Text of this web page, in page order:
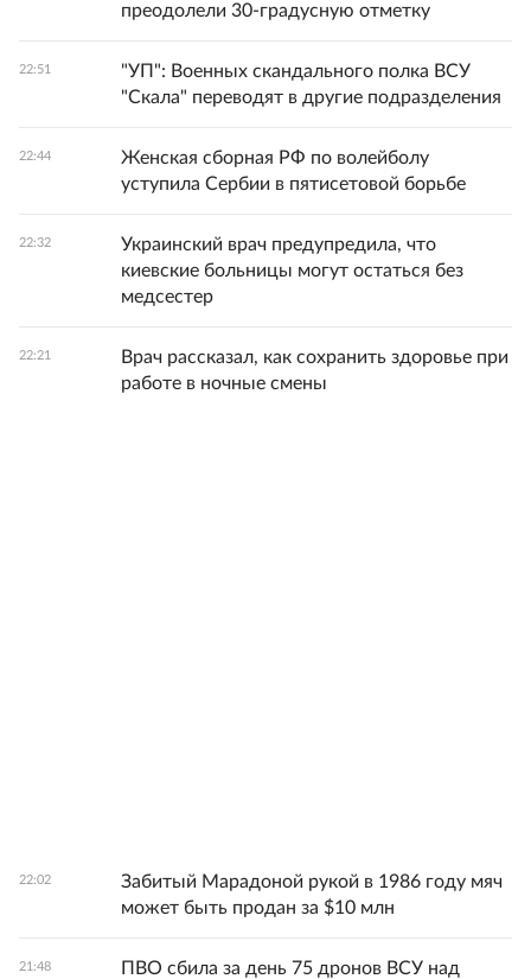
преодолели 30-градусную отметку
22:51
"УП": Военных скандального полка ВСУ
"Скала" переводят в другие подразделения
22:44
Женская сборная РФ по волейболу
уступила Сербии в пятисетовой борьбе
22:32
Украинский врач предупредила, что
киевские больницы могут остаться без
медсестер
22:21
Врач рассказал, как сохранить здоровье при
работе в ночные смены
22:02
Забитый Марадоной рукой в 1986 году мяч
может быть продан за $10 млн
21:48
ПВО сбила за день 75 дронов ВСУ над